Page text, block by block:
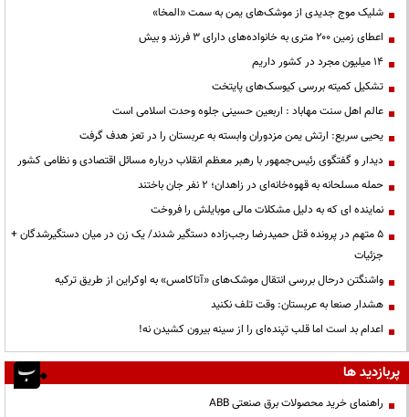
شلیک موج جدیدی از موشک‌های یمن به سمت «المخا»
اعطای زمین ۲۰۰ متری به خانواده‌های دارای ۳ فرزند و بیش
۱۴ میلیون مجرد در کشور داریم
تشکیل کمیته بررسی کیوسک‌های پایتخت
عالم اهل سنت مهاباد : اربعین حسینی جلوه وحدت اسلامی است
یحیی سریع: ارتش یمن مزدوران وابسته به عربستان را در تعز هدف گرفت
دیدار و گفتگوی رئیس‌جمهور با رهبر معظم انقلاب درباره مسائل اقتصادی و نظامی کشور
حمله مسلحانه به قهوه‌خانه‌ای در زاهدان؛ ۲ نفر جان باختند
نماینده ای که به دلیل مشکلات مالی موبایلش را فروخت
۵ متهم در پرونده قتل حمیدرضا رجب‌زاده دستگیر شدند/ یک زن در میان دستگیرشدگان +
جزئیات
واشنگتن درحال بررسی انتقال موشک‌های «آتاکامس» به اوکراین از طریق ترکیه
هشدار صنعا به عربستان: وقت تلف نکنید
اعدام بد است اما قلب تپنده‌ای را از سینه بیرون کشیدن نه!
پربازدید ها
راهنمای خرید محصولات برق صنعتی ABB